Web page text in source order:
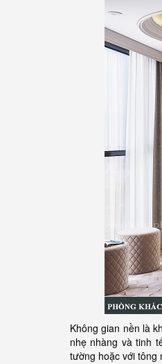
Không gian nền là
nhẹ nhàng và tinh
tường hoặc với tông